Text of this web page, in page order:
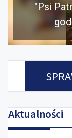
"Psi
Aktualności